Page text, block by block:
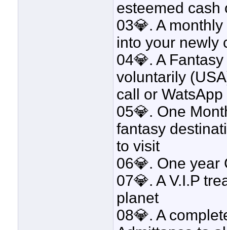
esteemed cash
03💎. A
into your newly
04💎. A
voluntarily
call or
05💎. One
fantasy
to visit
06💎. One year
07💎. A V.I.P
planet
08💎. A